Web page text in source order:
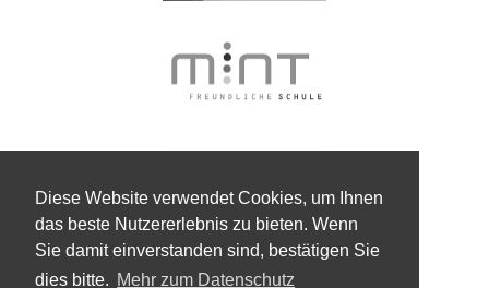
Diese Website verwendet Cookies, um Ihnen
das beste Nutzererlebnis zu bieten. Wenn
Sie damit einverstanden sind, bestätigen Sie
dies bitte. Mehr zum Datenschutz